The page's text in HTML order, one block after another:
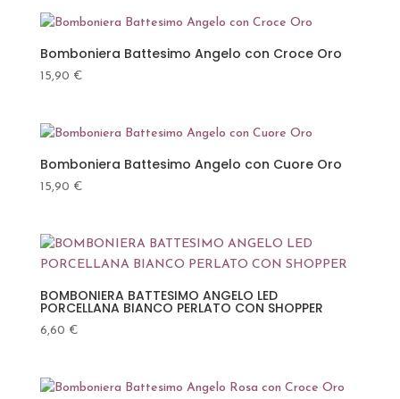
Bomboniera Battesimo Angelo con Croce Oro
15,90 €
Bomboniera Battesimo Angelo con Cuore Oro
15,90 €
BOMBONIERA BATTESIMO ANGELO LED
PORCELLANA BIANCO PERLATO CON SHOPPER
6,60 €